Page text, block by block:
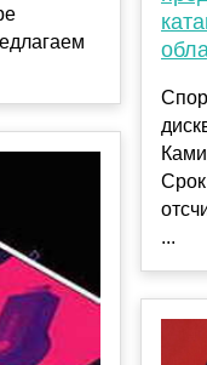
...